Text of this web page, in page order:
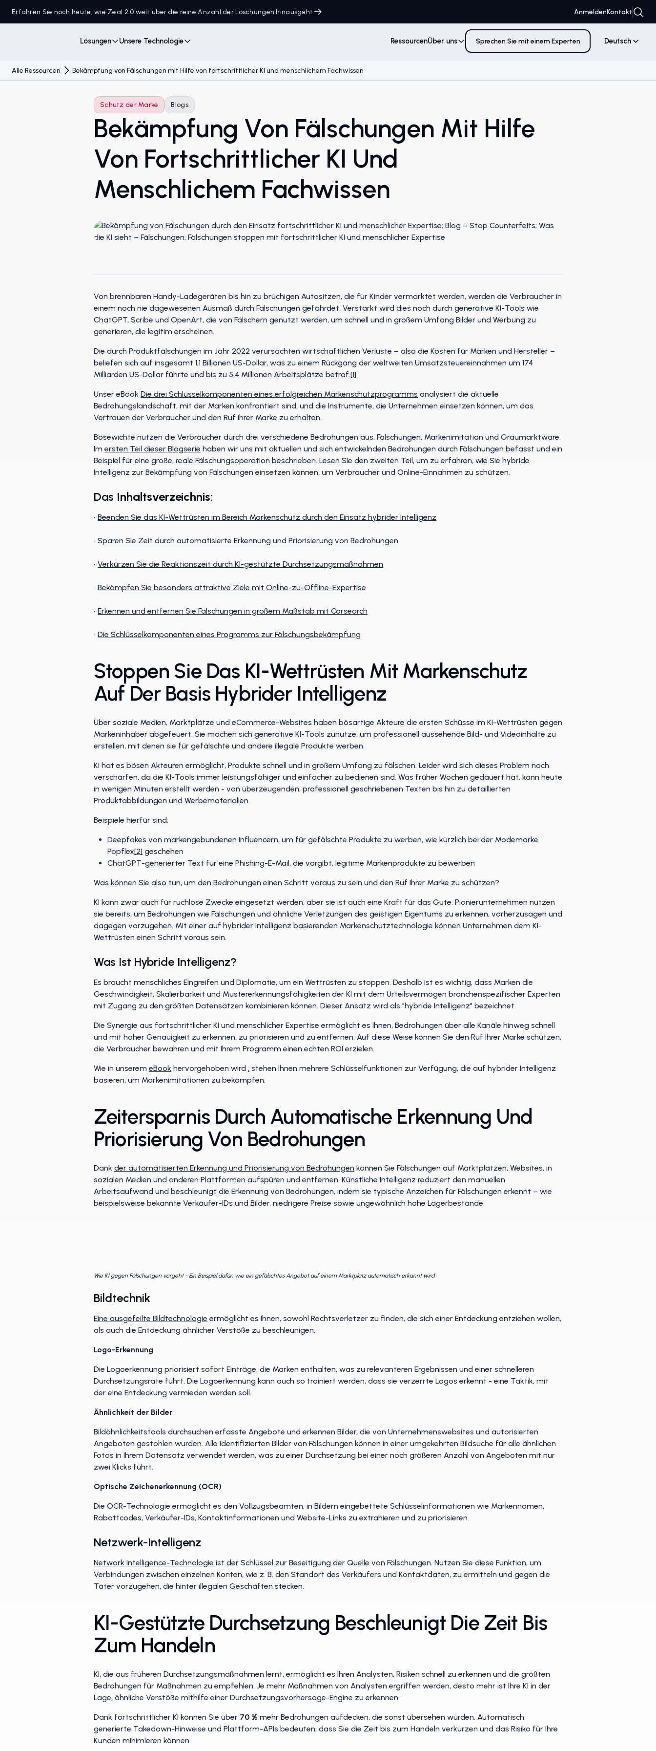
Erfahren Sie noch heute, wie Zeal 2.0 weit über die reine Anzahl der Löschungen hinausgeht AnmeldenKontakt
Lösungen Unsere Technologie RessourcenÜber uns Sprechen Sie mit einem Experten Deutsch
Alle Ressourcen Bekämpfung von Fälschungen mit Hilfe von fortschrittlicher KI und menschlichem Fachwissen
Schutz der Marke Blogs
Bekämpfung Von Fälschungen Mit Hilfe
Von Fortschrittlicher KI Und
Menschlichem Fachwissen
Von brennbaren Handy-Ladegeräten bis hin zu brüchigen Autositzen, die für Kinder vermarktet werden, werden die Verbraucher in
einem noch nie dagewesenen Ausmaß durch Fälschungen gefährdet. Verstärkt wird dies noch durch generative KI-Tools wie
ChatGPT, Scribe und OpenArt, die von Fälschern genutzt werden, um schnell und in großem Umfang Bilder und Werbung zu
generieren, die legitim erscheinen.
Die durch Produktfälschungen im Jahr 2022 verursachten wirtschaftlichen Verluste – also die Kosten für Marken und Hersteller –
beliefen sich auf insgesamt 1,1 Billionen US-Dollar, was zu einem Rückgang der weltweiten Umsatzsteuereinnahmen um 174
Milliarden US-Dollar führte und bis zu 5,4 Millionen Arbeitsplätze betraf.[1]
Unser eBook Die drei Schlüsselkomponenten eines erfolgreichen Markenschutzprogramms analysiert die aktuelle
Bedrohungslandschaft, mit der Marken konfrontiert sind, und die Instrumente, die Unternehmen einsetzen können, um das
Vertrauen der Verbraucher und den Ruf ihrer Marke zu erhalten.
Bösewichte nutzen die Verbraucher durch drei verschiedene Bedrohungen aus: Fälschungen, Markenimitation und Graumarktware.
Im ersten Teil dieser Blogserie haben wir uns mit aktuellen und sich entwickelnden Bedrohungen durch Fälschungen befasst und ein
Beispiel für eine große, reale Fälschungsoperation beschrieben. Lesen Sie den zweiten Teil, um zu erfahren, wie Sie hybride
Intelligenz zur Bekämpfung von Fälschungen einsetzen können, um Verbraucher und Online-Einnahmen zu schützen.
Das Inhaltsverzeichnis:
• Beenden Sie das KI-Wettrüsten im Bereich Markenschutz durch den Einsatz hybrider Intelligenz
• Sparen Sie Zeit durch automatisierte Erkennung und Priorisierung von Bedrohungen
• Verkürzen Sie die Reaktionszeit durch KI-gestützte Durchsetzungsmaßnahmen
• Bekämpfen Sie besonders attraktive Ziele mit Online-zu-Offline-Expertise
• Erkennen und entfernen Sie Fälschungen in großem Maßstab mit Corsearch
• Die Schlüsselkomponenten eines Programms zur Fälschungsbekämpfung
Stoppen Sie Das KI-Wettrüsten Mit Markenschutz
Auf Der Basis Hybrider Intelligenz
Über soziale Medien, Marktplätze und eCommerce-Websites haben bösartige Akteure die ersten Schüsse im KI-Wettrüsten gegen
Markeninhaber abgefeuert. Sie machen sich generative KI-Tools zunutze, um professionell aussehende Bild- und Videoinhalte zu
erstellen, mit denen sie für gefälschte und andere illegale Produkte werben.
KI hat es bösen Akteuren ermöglicht, Produkte schnell und in großem Umfang zu fälschen. Leider wird sich dieses Problem noch
verschärfen, da die KI-Tools immer leistungsfähiger und einfacher zu bedienen sind. Was früher Wochen gedauert hat, kann heute
in wenigen Minuten erstellt werden - von überzeugenden, professionell geschriebenen Texten bis hin zu detaillierten
Produktabbildungen und Werbematerialien.
Beispiele hierfür sind:
Deepfakes von markengebundenen Influencern, um für gefälschte Produkte zu werben, wie kürzlich bei der Modemarke
Popflex[2] geschehen
ChatGPT-generierter Text für eine Phishing-E-Mail, die vorgibt, legitime Markenprodukte zu bewerben
Was können Sie also tun, um den Bedrohungen einen Schritt voraus zu sein und den Ruf Ihrer Marke zu schützen?
KI kann zwar auch für ruchlose Zwecke eingesetzt werden, aber sie ist auch eine Kraft für das Gute. Pionierunternehmen nutzen
sie bereits, um Bedrohungen wie Fälschungen und ähnliche Verletzungen des geistigen Eigentums zu erkennen, vorherzusagen und
dagegen vorzugehen. Mit einer auf hybrider Intelligenz basierenden Markenschutztechnologie können Unternehmen dem KI-
Wettrüsten einen Schritt voraus sein.
Was Ist Hybride Intelligenz?
Es braucht menschliches Eingreifen und Diplomatie, um ein Wettrüsten zu stoppen. Deshalb ist es wichtig, dass Marken die
Geschwindigkeit, Skalierbarkeit und Mustererkennungsfähigkeiten der KI mit dem Urteilsvermögen branchenspezifischer Experten
mit Zugang zu den größten Datensätzen kombinieren können. Dieser Ansatz wird als "hybride Intelligenz" bezeichnet.
Die Synergie aus fortschrittlicher KI und menschlicher Expertise ermöglicht es Ihnen, Bedrohungen über alle Kanäle hinweg schnell
und mit hoher Genauigkeit zu erkennen, zu priorisieren und zu entfernen. Auf diese Weise können Sie den Ruf Ihrer Marke schützen,
die Verbraucher bewahren und mit Ihrem Programm einen echten ROI erzielen.
Wie in unserem eBook hervorgehoben wird , stehen Ihnen mehrere Schlüsselfunktionen zur Verfügung, die auf hybrider Intelligenz
basieren, um Markenimitationen zu bekämpfen:
Zeitersparnis Durch Automatische Erkennung Und
Priorisierung Von Bedrohungen
Dank der automatisierten Erkennung und Priorisierung von Bedrohungen können Sie Fälschungen auf Marktplätzen, Websites, in
sozialen Medien und anderen Plattformen aufspüren und entfernen. Künstliche Intelligenz reduziert den manuellen
Arbeitsaufwand und beschleunigt die Erkennung von Bedrohungen, indem sie typische Anzeichen für Fälschungen erkennt – wie
beispielsweise bekannte Verkäufer-IDs und Bilder, niedrigere Preise sowie ungewöhnlich hohe Lagerbestände.
Wie KI gegen Fälschungen vorgeht - Ein Beispiel dafür, wie ein gefälschtes Angebot auf einem Marktplatz automatisch erkannt wird
Bildtechnik
Eine ausgefeilte Bildtechnologie ermöglicht es Ihnen, sowohl Rechtsverletzer zu finden, die sich einer Entdeckung entziehen wollen,
als auch die Entdeckung ähnlicher Verstöße zu beschleunigen.
Logo-Erkennung
Die Logoerkennung priorisiert sofort Einträge, die Marken enthalten, was zu relevanteren Ergebnissen und einer schnelleren
Durchsetzungsrate führt. Die Logoerkennung kann auch so trainiert werden, dass sie verzerrte Logos erkennt - eine Taktik, mit
der eine Entdeckung vermieden werden soll.
Ähnlichkeit der Bilder
Bildähnlichkeitstools durchsuchen erfasste Angebote und erkennen Bilder, die von Unternehmenswebsites und autorisierten
Angeboten gestohlen wurden. Alle identifizierten Bilder von Fälschungen können in einer umgekehrten Bildsuche für alle ähnlichen
Fotos in Ihrem Datensatz verwendet werden, was zu einer Durchsetzung bei einer noch größeren Anzahl von Angeboten mit nur
zwei Klicks führt.
Optische Zeichenerkennung (OCR)
Die OCR-Technologie ermöglicht es den Vollzugsbeamten, in Bildern eingebettete Schlüsselinformationen wie Markennamen,
Rabattcodes, Verkäufer-IDs, Kontaktinformationen und Website-Links zu extrahieren und zu priorisieren.
Netzwerk-Intelligenz
Network Intelligence-Technologie ist der Schlüssel zur Beseitigung der Quelle von Fälschungen. Nutzen Sie diese Funktion, um
Verbindungen zwischen einzelnen Konten, wie z. B. den Standort des Verkäufers und Kontaktdaten, zu ermitteln und gegen die
Täter vorzugehen, die hinter illegalen Geschäften stecken.
KI-Gestützte Durchsetzung Beschleunigt Die Zeit Bis
Zum Handeln
KI, die aus früheren Durchsetzungsmaßnahmen lernt, ermöglicht es Ihren Analysten, Risiken schnell zu erkennen und die größten
Bedrohungen für Maßnahmen zu empfehlen. Je mehr Maßnahmen von Analysten ergriffen werden, desto mehr ist Ihre KI in der
Lage, ähnliche Verstöße mithilfe einer Durchsetzungsvorhersage-Engine zu erkennen.
Dank fortschrittlicher KI können Sie über 70 % mehr Bedrohungen aufdecken, die sonst übersehen würden. Automatisch
generierte Takedown-Hinweise und Plattform-APIs bedeuten, dass Sie die Zeit bis zum Handeln verkürzen und das Risiko für Ihre
Kunden minimieren können.